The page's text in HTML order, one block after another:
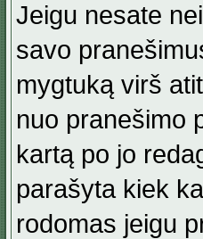
Jeigu nesate
savo
mygtuką virš
nuo pranešimo
kartą po jo
parašyta kiek
rodomas jeigu